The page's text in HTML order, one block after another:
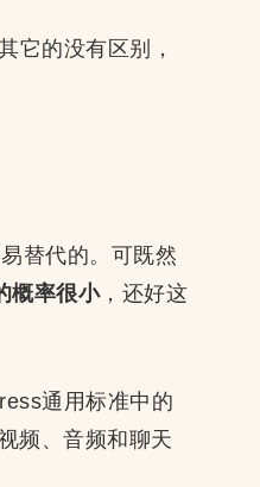
它的没有区别，
替代的。可既然
概率很小，还好这
通用标准中的
频、音频和聊天